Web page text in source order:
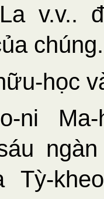
La v.v..
chúng.
học
ni
Tỳ-